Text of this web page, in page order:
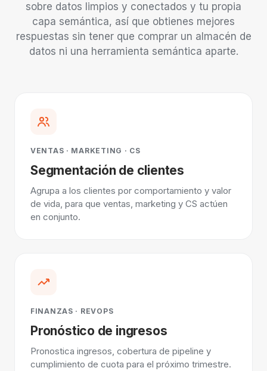
sobre datos limpios y conectados y tu propia
capa semántica, así que obtienes mejores
respuestas sin tener que comprar un almacén de
datos ni una herramienta semántica aparte.
VENTAS · MARKETING · CS
Segmentación de clientes
Agrupa a los clientes por comportamiento y valor
de vida, para que ventas, marketing y CS actúen
en conjunto.
FINANZAS · REVOPS
Pronóstico de ingresos
Pronostica ingresos, cobertura de pipeline y
cumplimiento de cuota para el próximo trimestre.